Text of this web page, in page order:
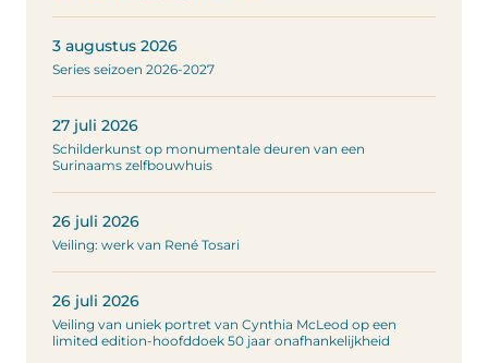
3 augustus 2026
Series seizoen 2026-2027
27 juli 2026
Schilderkunst op monumentale deuren van een
Surinaams zelfbouwhuis
26 juli 2026
Veiling: werk van René Tosari
26 juli 2026
Veiling van uniek portret van Cynthia McLeod op een
limited edition-hoofddoek 50 jaar onafhankelijkheid